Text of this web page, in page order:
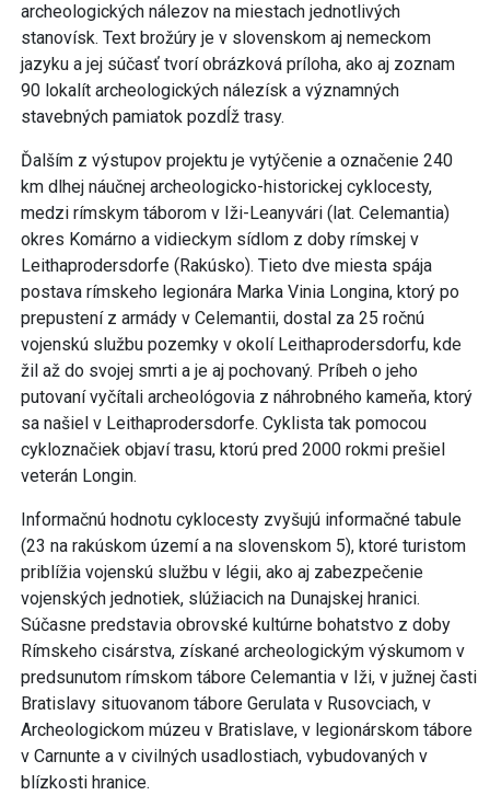
archeologických nálezov na miestach jednotlivých
stanovísk. Text brožúry je v slovenskom aj nemeckom
jazyku a jej súčasť tvorí obrázková príloha, ako aj zoznam
90 lokalít archeologických nálezísk a významných
stavebných pamiatok pozdĺž trasy.
Ďalším z výstupov projektu je vytýčenie a označenie 240
km dlhej náučnej archeologicko-historickej cyklocesty,
medzi rímskym táborom v Iži-Leanyvári (lat. Celemantia)
okres Komárno a vidieckym sídlom z doby rímskej v
Leithaprodersdorfe (Rakúsko). Tieto dve miesta spája
postava rímskeho legionára Marka Vinia Longina, ktorý po
prepustení z armády v Celemantii, dostal za 25 ročnú
vojenskú službu pozemky v okolí Leithaprodersdorfu, kde
žil až do svojej smrti a je aj pochovaný. Príbeh o jeho
putovaní vyčítali archeológovia z náhrobného kameňa, ktorý
sa našiel v Leithaprodersdorfe. Cyklista tak pomocou
cykloznačiek objaví trasu, ktorú pred 2000 rokmi prešiel
veterán Longin.
Informačnú hodnotu cyklocesty zvyšujú informačné tabule
(23 na rakúskom území a na slovenskom 5), ktoré turistom
priblížia vojenskú službu v légii, ako aj zabezpečenie
vojenských jednotiek, slúžiacich na Dunajskej hranici.
Súčasne predstavia obrovské kultúrne bohatstvo z doby
Rímskeho cisárstva, získané archeologickým výskumom v
predsunutom rímskom tábore Celemantia v Iži, v južnej časti
Bratislavy situovanom tábore Gerulata v Rusovciach, v
Archeologickom múzeu v Bratislave, v legionárskom tábore
v Carnunte a v civilných usadlostiach, vybudovaných v
blízkosti hranice.